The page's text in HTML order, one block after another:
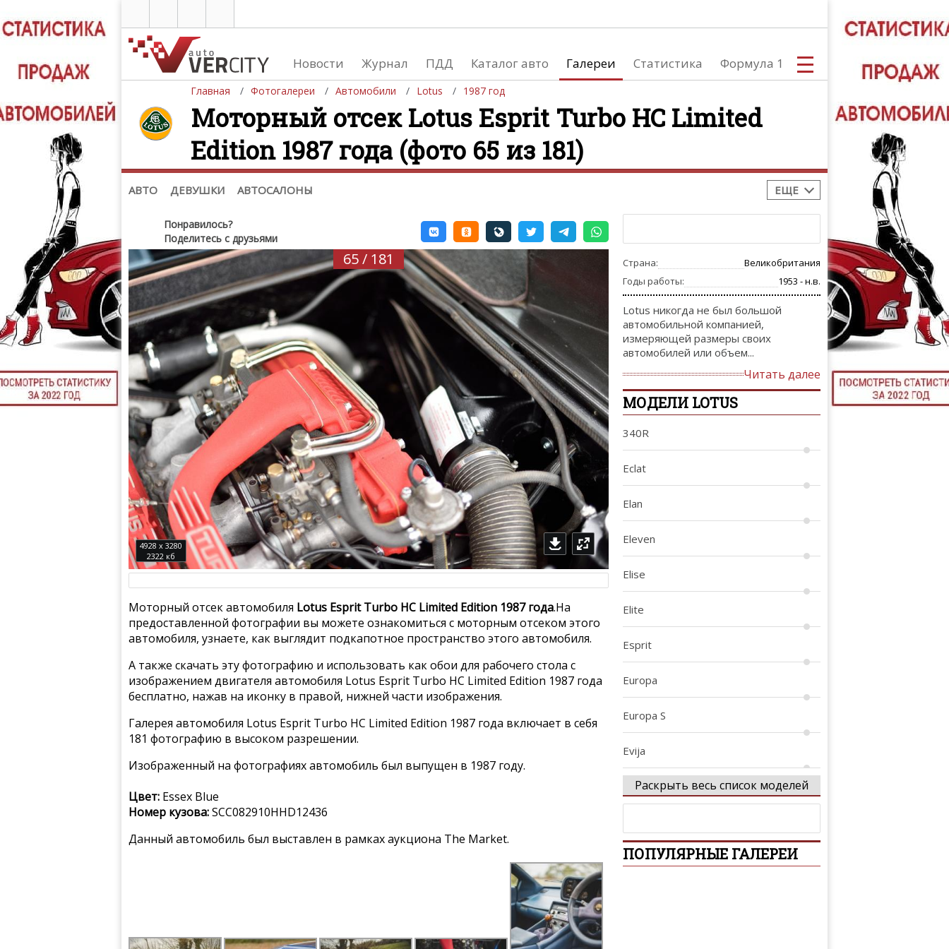
Новости Журнал ПДД Каталог авто Галереи Статистика Формула 1
ТЮНИНГ
ТЮНИНГ
Главная Фотогалереи Автомобили Lotus 1987 год
Моторный отсек Lotus Esprit Turbo HC Limited
Edition 1987 года (фото 65 из 181)
АВТО ДЕВУШКИ АВТОСАЛОНЫ ЕЩЕ
Автомобили
Последние добавления
Список марок
(+1102)
Девушки
Девушки и автомобили
Девушки и мото
Автосалоны
Список мировых автосалонов
Понравилось?
Поделитесь с друзьями
65 / 181
4928 x 3280
2322 кб
Моторный отсек автомобиля Lotus Esprit Turbo HC Limited Edition 1987 года.На
предоставленной фотографии вы можете ознакомиться с моторным отсеком этого
автомобиля, узнаете, как выглядит подкапотное пространство этого автомобиля.
А также скачать эту фотографию и использовать как обои для рабочего стола с
изображением двигателя автомобиля Lotus Esprit Turbo HC Limited Edition 1987 года
бесплатно, нажав на иконку в правой, нижней части изображения.
Галерея автомобиля Lotus Esprit Turbo HC Limited Edition 1987 года включает в себя
181 фотографию в высоком разрешении.
Изображенный на фотографиях автомобиль был выпущен в 1987 году.
Цвет: Essex Blue
Номер кузова:SCC082910HHD12436
Данный автомобиль был выставлен в рамках аукциона The Market.
Страна:
Великобритания
Годы работы:
1953 - н.в.
Lotus никогда не был большой
автомобильной компанией,
измеряющей размеры своих
автомобилей или объем...
Читать далее
МОДЕЛИ LOTUS
340R
Eclat
Elan
Eleven
Elise
Elite
Esprit
Europa
Europa S
Evija
Evora
Exige
Раскрыть весь список моделей
ПОПУЛЯРНЫЕ ГАЛЕРЕИ